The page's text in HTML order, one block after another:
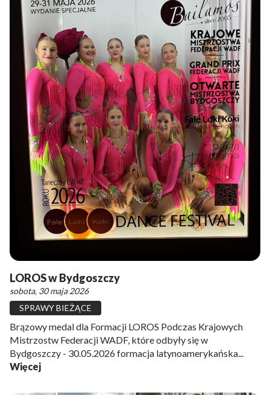
LOROS w Bydgoszczy
sobota, 30 maja 2026
SPRAWY BIEŻĄCE
Brązowy medal dla Formacji LOROS Podczas Krajowych
Mistrzostw Federacji WADF, które odbyły się w
Bydgoszczy - 30.05.2026 formacja latynoamerykańska...
Więcej